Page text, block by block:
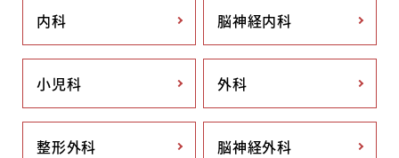
内科 脳神経内科
小児科 外科
整形外科 脳神経外科